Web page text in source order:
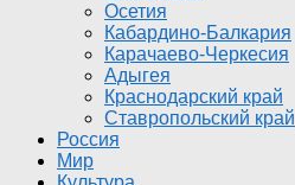
Осетия
Кабардино-Балкария
Карачаево-Черкесия
Адыгея
Краснодарский край
Ставропольский край
Россия
Мир